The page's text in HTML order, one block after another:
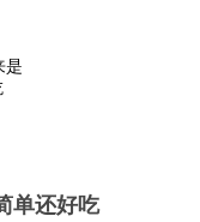
单还好吃